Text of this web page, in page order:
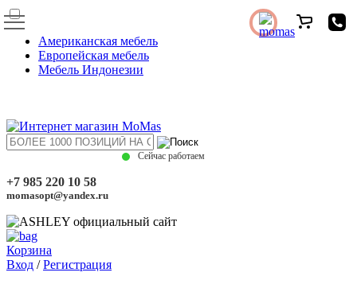
Американская мебель
Европейская мебель
Мебель Индонезии
Сейчас работаем
+7 985 220 10 58
momasopt@yandex.ru
Корзина
Вход /Регистрация